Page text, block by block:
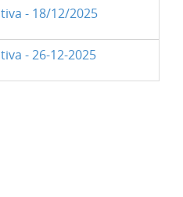
- 18/12/2025
- 26-12-2025